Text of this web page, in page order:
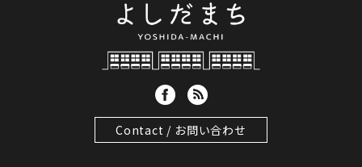
Contact / お問い合わせ